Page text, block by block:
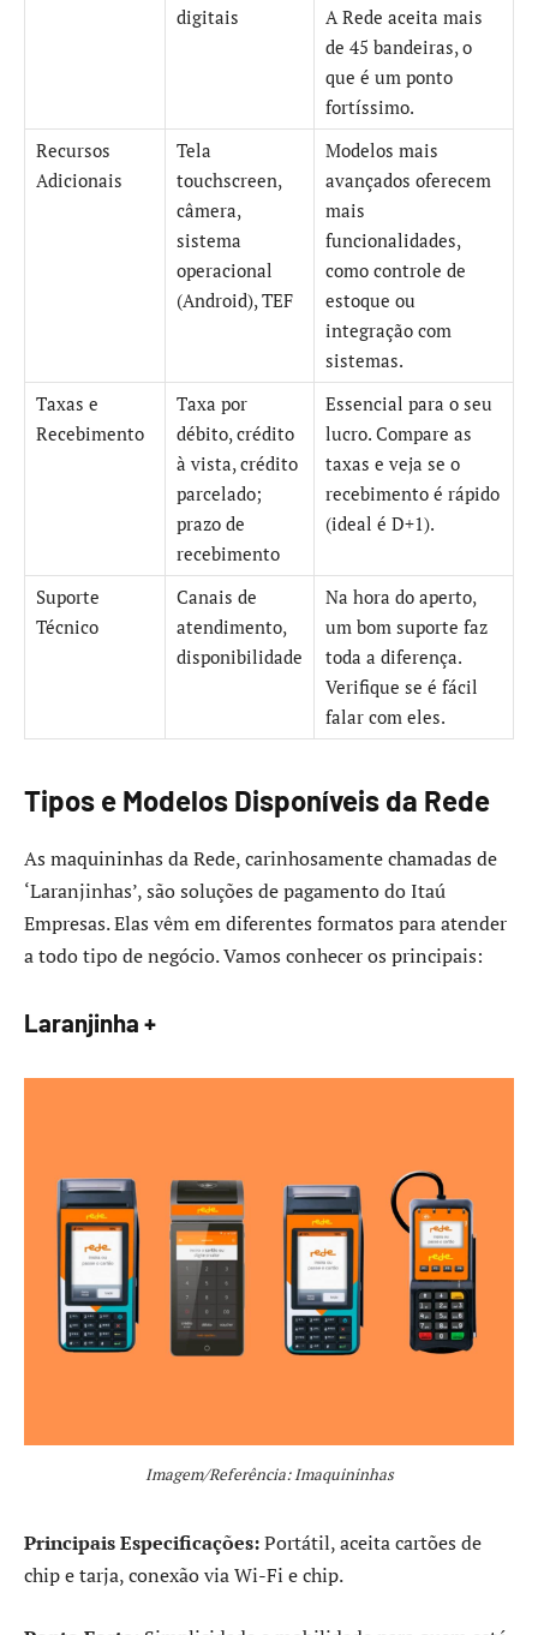
digitais
A Rede aceita mais
de 45 bandeiras, o
que é um ponto
fortíssimo.
Recursos
Adicionais
Tela
touchscreen,
câmera,
sistema
operacional
(Android), TEF
Modelos mais
avançados oferecem
mais
funcionalidades,
como controle de
estoque ou
integração com
sistemas.
Taxas e
Recebimento
Taxa por
débito, crédito
à vista, crédito
parcelado;
prazo de
recebimento
Essencial para o seu
lucro. Compare as
taxas e veja se o
recebimento é rápido
(ideal é D+1).
Suporte
Técnico
Canais de
atendimento,
disponibilidade
Na hora do aperto,
um bom suporte faz
toda a diferença.
Verifique se é fácil
falar com eles.
Tipos e Modelos Disponíveis da Rede
As maquininhas da Rede, carinhosamente chamadas de
‘Laranjinhas’, são soluções de pagamento do Itaú
Empresas. Elas vêm em diferentes formatos para atender
a todo tipo de negócio. Vamos conhecer os principais:
Laranjinha +
Imagem/Referência: Imaquininhas
Principais Especificações:Portátil, aceita cartões de
chip e tarja, conexão via Wi-Fi e chip.